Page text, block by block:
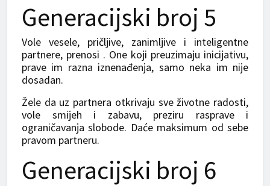
Generacijski broj 5
Vole vesele, pričljive, zanimljive i inteligentne
partnere, prenosi . One koji preuzimaju inicijativu,
prave im razna iznenađenja, samo neka im nije
dosadan.
Žele da uz partnera otkrivaju sve životne radosti,
vole smijeh i zabavu, preziru rasprave i
ograničavanja slobode. Daće maksimum od sebe
pravom partneru.
Generacijski broj 6